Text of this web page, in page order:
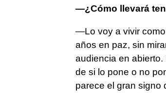
—¿Cómo llevará
—Lo voy a vivir como
años en paz, sin
audiencia en
de si lo pone o no
parece el gran signo